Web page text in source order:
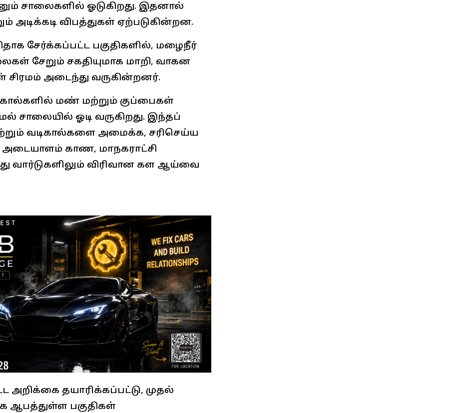
சாலைகளில் ஓடுகிறது. இதனால்
அடிக்கடி விபத்துகள் ஏற்படுகின்றன.
சேர்க்கப்பட்ட பகுதிகளில், மழைநீர்
சேறும் சகதியுமாக மாறி, வாகன
சிரமம் அடைந்து வருகின்றனர்.
மண் மற்றும் குப்பைகள்
சாலையில் ஓடி வருகிறது. இந்தப்
வடிகால்களை அமைக்க, சரிசெய்ய
காண, மாநகராட்சி
வார்டுகளிலும் விரிவான கள ஆய்வை
அறிக்கை தயாரிக்கப்பட்டு, முதல்
ஆபத்துள்ள பகுதிகள்